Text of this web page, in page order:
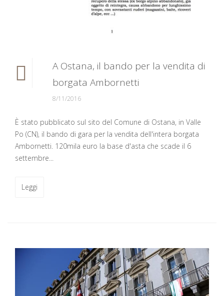
A Ostana, il bando per la vendita di
borgata Ambornetti
8/11/2016
È stato pubblicato sul sito del Comune di Ostana, in Valle
Po (CN), il bando di gara per la vendita dell'intera borgata
Ambornetti. 120mila euro la base d'asta che scade il 6
settembre...
Leggi